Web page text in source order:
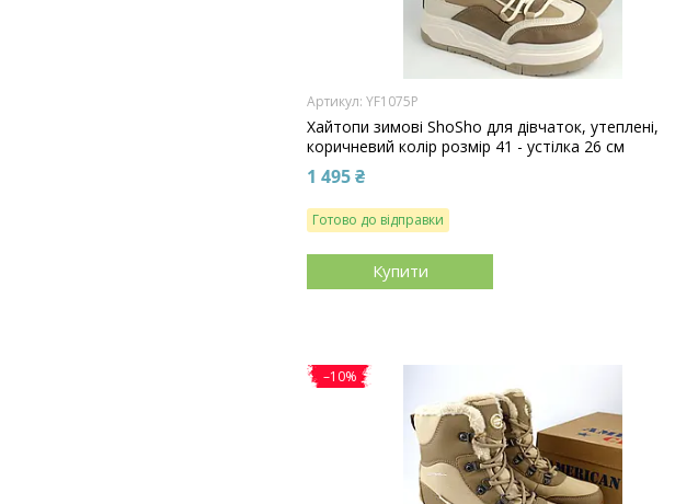
YF1075P
Хайтопи зимові ShoSho для дівчаток, утеплені,
коричневий колір розмір 41 - устілка 26 см
1 495 ₴
Готово до відправки
Купити
–10%